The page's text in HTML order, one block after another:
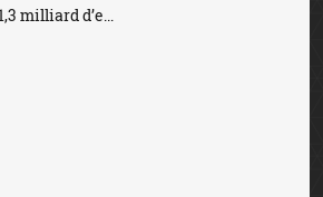
milliard d’e...